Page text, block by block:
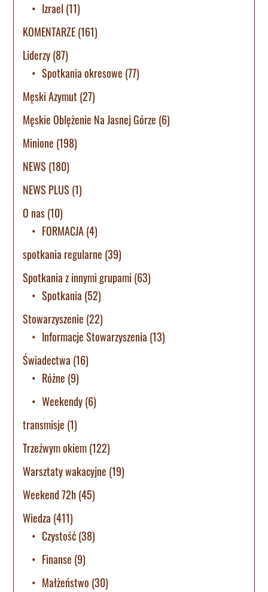
Izrael (11)
KOMENTARZE(161)
Liderzy(87)
Spotkania okresowe (77)
Męski Azymut (27)
Męskie Oblężenie Na Jasnej Górze (6)
Minione (198)
NEWS (180)
NEWS PLUS (1)
O nas(10)
FORMACJA(4)
spotkania regularne (39)
Spotkania z innymi grupami (63)
Spotkania (52)
Stowarzyszenie (22)
Informacje Stowarzyszenia (13)
Świadectwa (16)
Różne (9)
Weekendy(6)
transmisje (1)
Trzeźwym okiem(122)
Warsztaty wakacyjne (19)
Weekend 72h(45)
Wiedza (411)
Czystość(38)
Finanse (9)
Małżeństwo (30)